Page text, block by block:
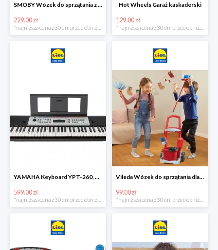
SMOBY Wózek do sprzątania z odkurzaczem
229.00 zł
Hot Wheels Garaż kaskaderski
129.00 zł
YAMAHA Keyboard YPT-260, 61 klawiszy
599.00 zł
*najniższa cena z 30 dni przed obniżką
Vileda Wózek do sprzątania dla dzieci
99.00 zł
*najniższa cena z 30 dni przed obniżką